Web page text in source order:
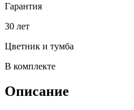
Гарантия
30 лет
Цветник и тумба
В комплекте
Описание